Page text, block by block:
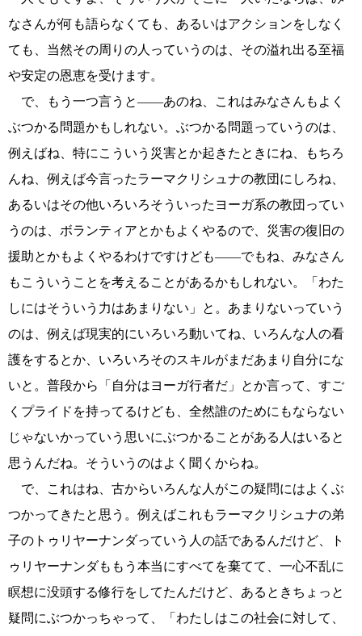
なさんが何も語らなくても、あるいはアクションをしなく
ても、当然その周りの人っていうのは、その溢れ出る至福
や安定の恩恵を受けます。
で、もう一つ言うと――あのね、これはみなさんもよく
ぶつかる問題かもしれない。ぶつかる問題っていうのは、
例えばね、特にこういう災害とか起きたときにね、もちろ
んね、例えば今言ったラーマクリシュナの教団にしろね、
あるいはその他いろいろそういったヨーガ系の教団ってい
うのは、ボランティアとかもよくやるので、災害の復旧の
援助とかもよくやるわけですけども――でもね、みなさん
もこういうことを考えることがあるかもしれない。「わた
しにはそういう力はあまりない」と。あまりないっていう
のは、例えば現実的にいろいろ動いてね、いろんな人の看
護をするとか、いろいろそのスキルがまだあまり自分にな
いと。普段から「自分はヨーガ行者だ」とか言って、すご
くプライドを持ってるけども、全然誰のためにもならない
じゃないかっていう思いにぶつかることがある人はいると
思うんだね。そういうのはよく聞くからね。
で、これはね、古からいろんな人がこの疑問にはよくぶ
つかってきたと思う。例えばこれもラーマクリシュナの弟
子のトゥリヤーナンダっていう人の話であるんだけど、ト
ゥリヤーナンダももう本当にすべてを棄てて、一心不乱に
瞑想に没頭する修行をしてたんだけど、あるときちょっと
疑問にぶつかっちゃって、「わたしはこの社会に対して、